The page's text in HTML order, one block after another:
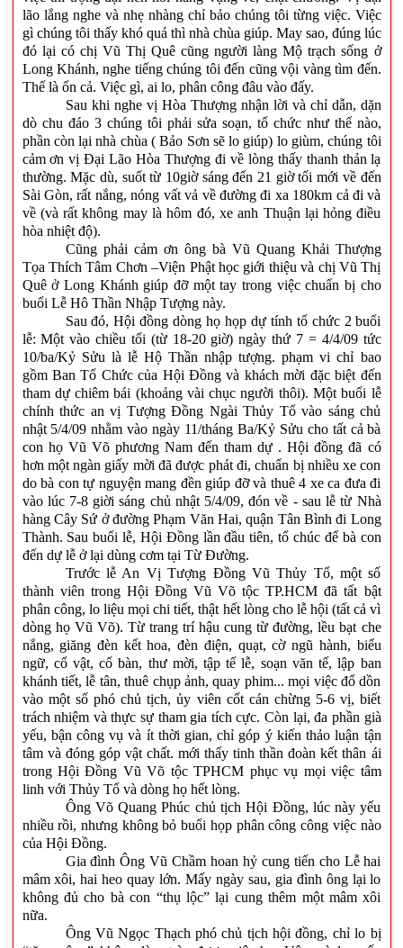
lão lắng nghe và nhẹ nhàng chỉ bảo chúng tôi từng việc. Việc
gì chúng tôi thấy khó quá thì nhà chùa giúp. May sao, đúng lúc
đó lại có chị Vũ Thị Quê cũng người làng Mộ trạch sống ở
Long Khánh, nghe tiếng chúng tôi đến cũng vội vàng tìm đến.
Thế là ổn cả. Việc gì, ai lo, phân công đâu vào đấy.
Sau khi nghe vị Hòa Thượng nhận lời và chỉ dẫn, dặn
dò chu đáo 3 chúng tôi phải sửa soạn, tổ chức như thế nào,
phần còn lại nhà chùa ( Bảo Sơn sẽ lo giúp) lo giùm, chúng tôi
cảm ơn vị Đại Lão Hòa Thượng đi về lòng thấy thanh thản lạ
thường. Mặc dù, suốt từ 10giờ sáng đến 21 giờ tối mới về đến
Sài Gòn, rất nắng, nóng vất vả về đường đi xa 180km cả đi và
về (và rất không may là hôm đó, xe anh Thuận lại hỏng điều
hòa nhiệt độ).
Cũng phải cảm ơn ông bà Vũ Quang Khải Thượng
Tọa Thích Tâm Chơn –Viện Phật học giới thiệu và chị Vũ Thị
Quê ở Long Khánh giúp đỡ một tay trong việc chuẩn bị cho
buổi Lễ Hô Thần Nhập Tượng này.
Sau đó, Hội đồng dòng họ họp dự tính tổ chức 2 buổi
lễ: Một vào chiều tối (từ 18-20 giờ) ngày thứ 7 = 4/4/09 tức
10/ba/Kỷ Sửu là lễ Hộ Thần nhập tượng. phạm vi chỉ bao
gồm Ban Tổ Chức của Hội Đồng và khách mời đặc biệt đến
tham dự chiêm bái (khoảng vài chục người thôi). Một buổi lễ
chính thức an vị Tượng Đồng Ngài Thủy Tổ vào sáng chủ
nhật 5/4/09 nhằm vào ngày 11/tháng Ba/Kỷ Sửu cho tất cả bà
con họ Vũ Võ phương Nam đến tham dự . Hội đồng đã có
hơn một ngàn giấy mời đã được phát đi, chuẩn bị nhiều xe con
do bà con tự nguyện mang đền giúp đỡ và thuê 4 xe ca đưa đi
vào lúc 7-8 giời sáng chủ nhật 5/4/09, đón về - sau lễ từ Nhà
hàng Cây Sứ ở đường Phạm Văn Hai, quận Tân Bình đi Long
Thành. Sau buổi lễ, Hội Đồng lần đầu tiên, tổ chúc để bà con
đến dự lễ ở lại dùng cơm tại Từ Đường.
Trước lễ An Vị Tượng Đồng Vũ Thủy Tổ, một số
thành viên trong Hội Đồng Vũ Võ tộc TP.HCM đã tất bật
phân công, lo liệu mọi chi tiết, thật hết lòng cho lễ hội (tất cả vì
dòng họ Vũ Võ). Từ trang trí hậu cung từ đường, lều bạt che
nắng, giăng đèn kết hoa, đèn điện, quạt, cờ ngũ hành, biểu
ngữ, cổ vật, cổ bàn, thư mời, tập tế lễ, soạn văn tế, lập ban
khánh tiết, lễ tân, thuê chụp ảnh, quay phim... mọi việc đổ dồn
vào một số phó chủ tịch, ủy viên cốt cán chừng 5-6 vị, biết
trách nhiệm và thực sự tham gia tích cực. Còn lại, đa phần già
yếu, bận công vụ và ít thời gian, chỉ góp ý kiến thảo luận tận
tâm và đóng góp vật chất. mới thấy tinh thần đoàn kết thân ái
trong Hội Đồng Vũ Võ tộc TPHCM phục vụ mọi việc tâm
linh với Thủy Tổ và dòng họ hết lòng.
Ông Võ Quang Phúc chủ tịch Hội Đồng, lúc này yếu
nhiều rồi, nhưng không bỏ buổi họp phân công công việc nào
của Hội Đồng.
Gia đình Ông Vũ Chầm hoan hỷ cung tiến cho Lễ hai
mâm xôi, hai heo quay lớn. Mấy ngày sau, gia đình ông lại lo
không đủ cho bà con “thụ lộc” lại cung thêm một mâm xôi
nữa.
Ông Vũ Ngọc Thạch phó chủ tịch hội đồng, chỉ lo bị